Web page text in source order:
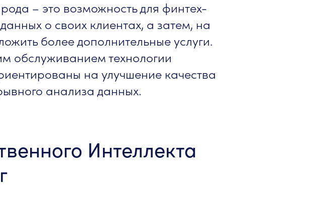
– это возможность для финтех-
о своих клиентах, а затем, на
более дополнительные услуги.
обслуживанием технологии
на улучшение качества
анализа данных.
Интеллекта